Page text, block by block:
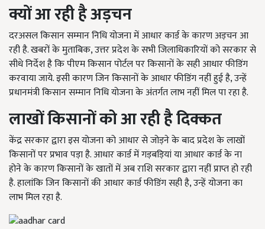
क्यों आ रही है अड़चन
दरअसल किसान सम्मान निधि योजना में आधार कार्ड के कारण अड़चन आ
रही है. खबरों के मुताबिक, उत्तर प्रदेश के सभी जिलाधिकारियों को सरकार से
सीधे निर्देश है कि पीएम किसान पोर्टल पर किसानों के सही आधार फीडिंग
करवाया जाये. इसी कारण जिन किसानों के आधार फीडिंग नहीं हुई है, उन्हें
प्रधानमंत्री किसान सम्मान निधि योजना के अंतर्गत लाभ नहीं मिल पा रहा है.
लाखों किसानों को आ रही है दिक्कत
केंद्र सरकार द्वारा इस योजना को आधार से जोड़ने के बाद प्रदेश के लाखों
किसानों पर प्रभाव पड़ा है. आधार कार्ड में गड़बड़ियां या आधार कार्ड के ना
होने के कारण किसानों के खातों में अब राशि सरकार द्वारा नहीं प्राप्त हो रही
है. हालांकि जिन किसानों की आधार कार्ड फीडिंग सही है, उन्हें योजना का
लाभ मिल रहा है.